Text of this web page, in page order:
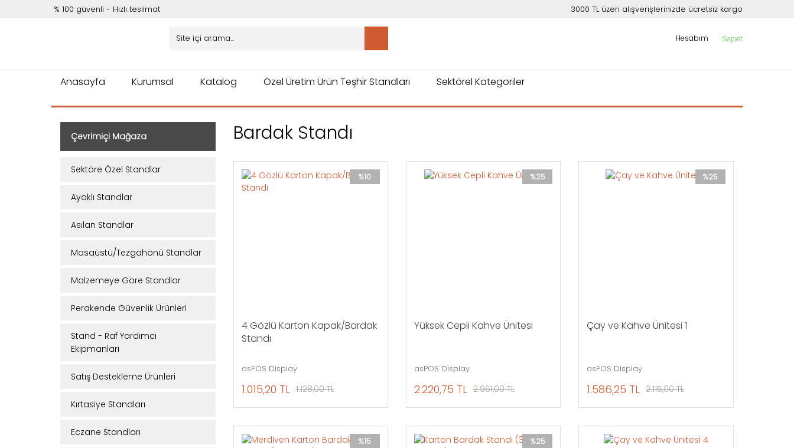
% 100 güvenli - Hızlı teslimat 3000 TL üzeri alışverişlerinizde ücretsiz kargo
Hesabım Sepet
Anasayfa Kurumsal Katalog Özel Üretim Ürün Teşhir Standları Sektörel Kategoriler
Çevrimiçi Mağaza
Sektöre Özel Standlar
Ayaklı Standlar
Asılan Standlar
Masaüstü/Tezgahönü Standlar
Malzemeye Göre Standlar
Perakende Güvenlik Ürünleri
Stand - Raf Yardımcı
Ekipmanları
Satış Destekleme Ürünleri
Kırtasiye Standları
Eczane Standları
Bardak Standı
%10
4 Gözlü Karton Kapak/Bardak
Standı
asPOS Display
1.015,20 TL 1.128,00 TL
%25
Yüksek Cepli Kahve Ünitesi
asPOS Display
2.220,75 TL 2.961,00 TL
%25
Çay ve Kahve Ünitesi 1
asPOS Display
1.586,25 TL 2.115,00 TL
%15 %25